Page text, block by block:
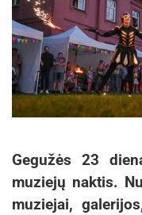
Gegužės 23
muziejų naktis.
muziejai,